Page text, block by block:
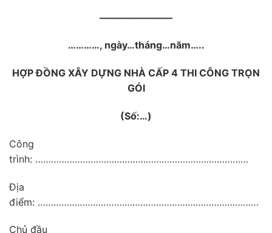
———————–
…………, ngày…tháng…năm…..
HỢP ĐỒNG XÂY DỰNG NHÀ CẤP 4 THI CÔNG TRỌN
GÓI
(Số:…)
Công
trình: ………………………………………………………………………
Địa
điểm: …………………………………………………………………………
Chủ đầu